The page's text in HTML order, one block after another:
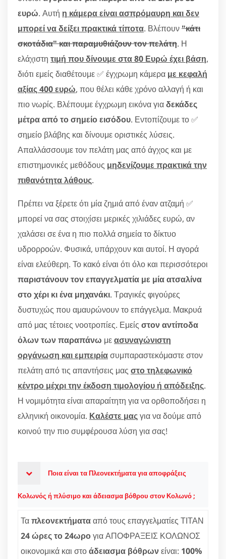
ευρώ. Αυτή η κάμερα είναι ασπρόμαυρη και δεν
μπορεί να δείξει πρακτικά τίποτα. Βλέπουν"κάτι
σκοτάδια" και παραμυθιάζουν τον πελάτη. Η
ελάχιστη τιμή που δίνουμε στα 80 Ευρώ έχει βάση,
διότι εμείς διαθέτουμε ✅ έγχρωμη κάμερα με κεφαλή
αξίας 400 ευρώ, που θέλει κάθε χρόνο αλλαγή ή και
πιο νωρίς. Βλέπουμε έγχρωμη εικόνα γιαδεκάδες
μέτρα από το σημείο εισόδου. Εντοπίζουμε το ✅
σημείο βλάβης και δίνουμε οριστικές λύσεις.
Απαλλάσσουμε τον πελάτη μας από άγχος και με
επιστημονικές μεθόδους μηδενίζουμε πρακτικά την
πιθανότητα λάθους.
Πρέπει να ξέρετε ότι μία ζημιά από έναν ατζαμή ✅
μπορεί να σας στοιχίσει μερικές χιλιάδες ευρώ, αν
χαλάσει σε ένα η πιο πολλά σημεία το δίκτυο
υδρορροών. Φυσικά, υπάρχουν και αυτοί. Η αγορά
είναι ελεύθερη. Το κακό είναι ότι όλο και περισσότεροι
παριστάνουν τον επαγγελματία με μία ατσαλίνα
στο χέρι κι ένα μηχανάκι. Τραγικές φιγούρες
δυστυχώς που αμαυρώνουν το επάγγελμα. Μακρυά
από μας τέτοιες νοοτροπίες. Εμείς στον αντίποδα
όλων των παραπάνω μεασυναγώνιστη
οργάνωση και εμπειρίασυμπαραστεκόμαστε στον
πελάτη από τις απαντήσεις μας στο τηλεφωνικό
κέντρο μέχρι την έκδοση τιμολογίου ή απόδειξης.
Η νομιμότητα είναι απαραίτητη για να ορθοποδήσει η
ελληνική οικονομία. Καλέστε μαςγια να δούμε από
κοινού την πιο συμφέρουσα λύση για σας!
Ποια είναι τα Πλεονεκτήματα για αποφράξεις
Κολωνός ή πλύσιμο και άδειασμα βόθρου στον Κολωνό ;
Ταπλεονεκτήματααπό τους επαγγελματίες ΤΙΤΑΝ
24 ώρες το 24ωρογια ΑΠΟΦΡΑΞΕΙΣ ΚΟΛΩΝΟΣ
οικονομικά και στοάδειασμα βόθρωνείναι: 100%